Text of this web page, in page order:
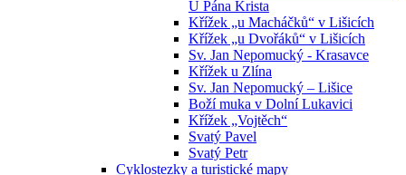
U Pána Krista
Křížek „u Macháčků“ v Lišicích
Křížek „u Dvořáků“ v Lišicích
Sv. Jan Nepomucký - Krasavce
Křížek u Zlína
Sv. Jan Nepomucký – Lišice
Boží muka v Dolní Lukavici
Křížek „Vojtěch“
Svatý Pavel
Svatý Petr
Cyklostezky a turistické mapy